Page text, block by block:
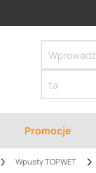
Promocje
Wpusty TOPWET